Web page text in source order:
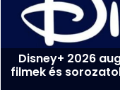
Disney+ 2026
filmek és